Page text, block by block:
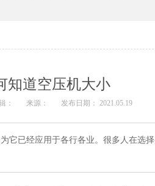
知道空压机大小
： 来源： 发布日期： 2021.05.19
它已经应用于各行各业。很多人在选